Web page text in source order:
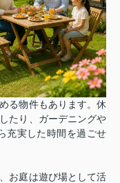
る物件もあります。 休
たり、ガーデニングや
充実した時間を過ごせ
お庭は遊び場として活